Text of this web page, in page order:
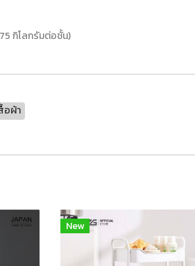
กิโลกรัมต่อชั้น)
อผ้า
New